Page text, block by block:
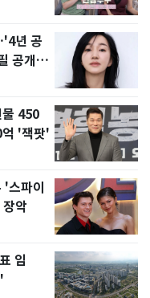
년 공
공개
450
'잭팟'
파이
악
임